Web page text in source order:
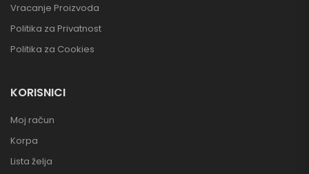
Vracanje Proizvoda
Politika za Privatnost
Politika za Cookies
KORISNICI
Moj račun
Korpa
Lista želja